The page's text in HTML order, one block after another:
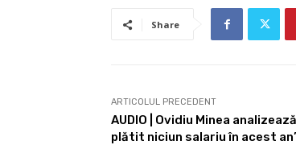
Share
ARTICOLUL PRECEDENT
AUDIO | Ovidiu Minea
plătit niciun salariu în acest